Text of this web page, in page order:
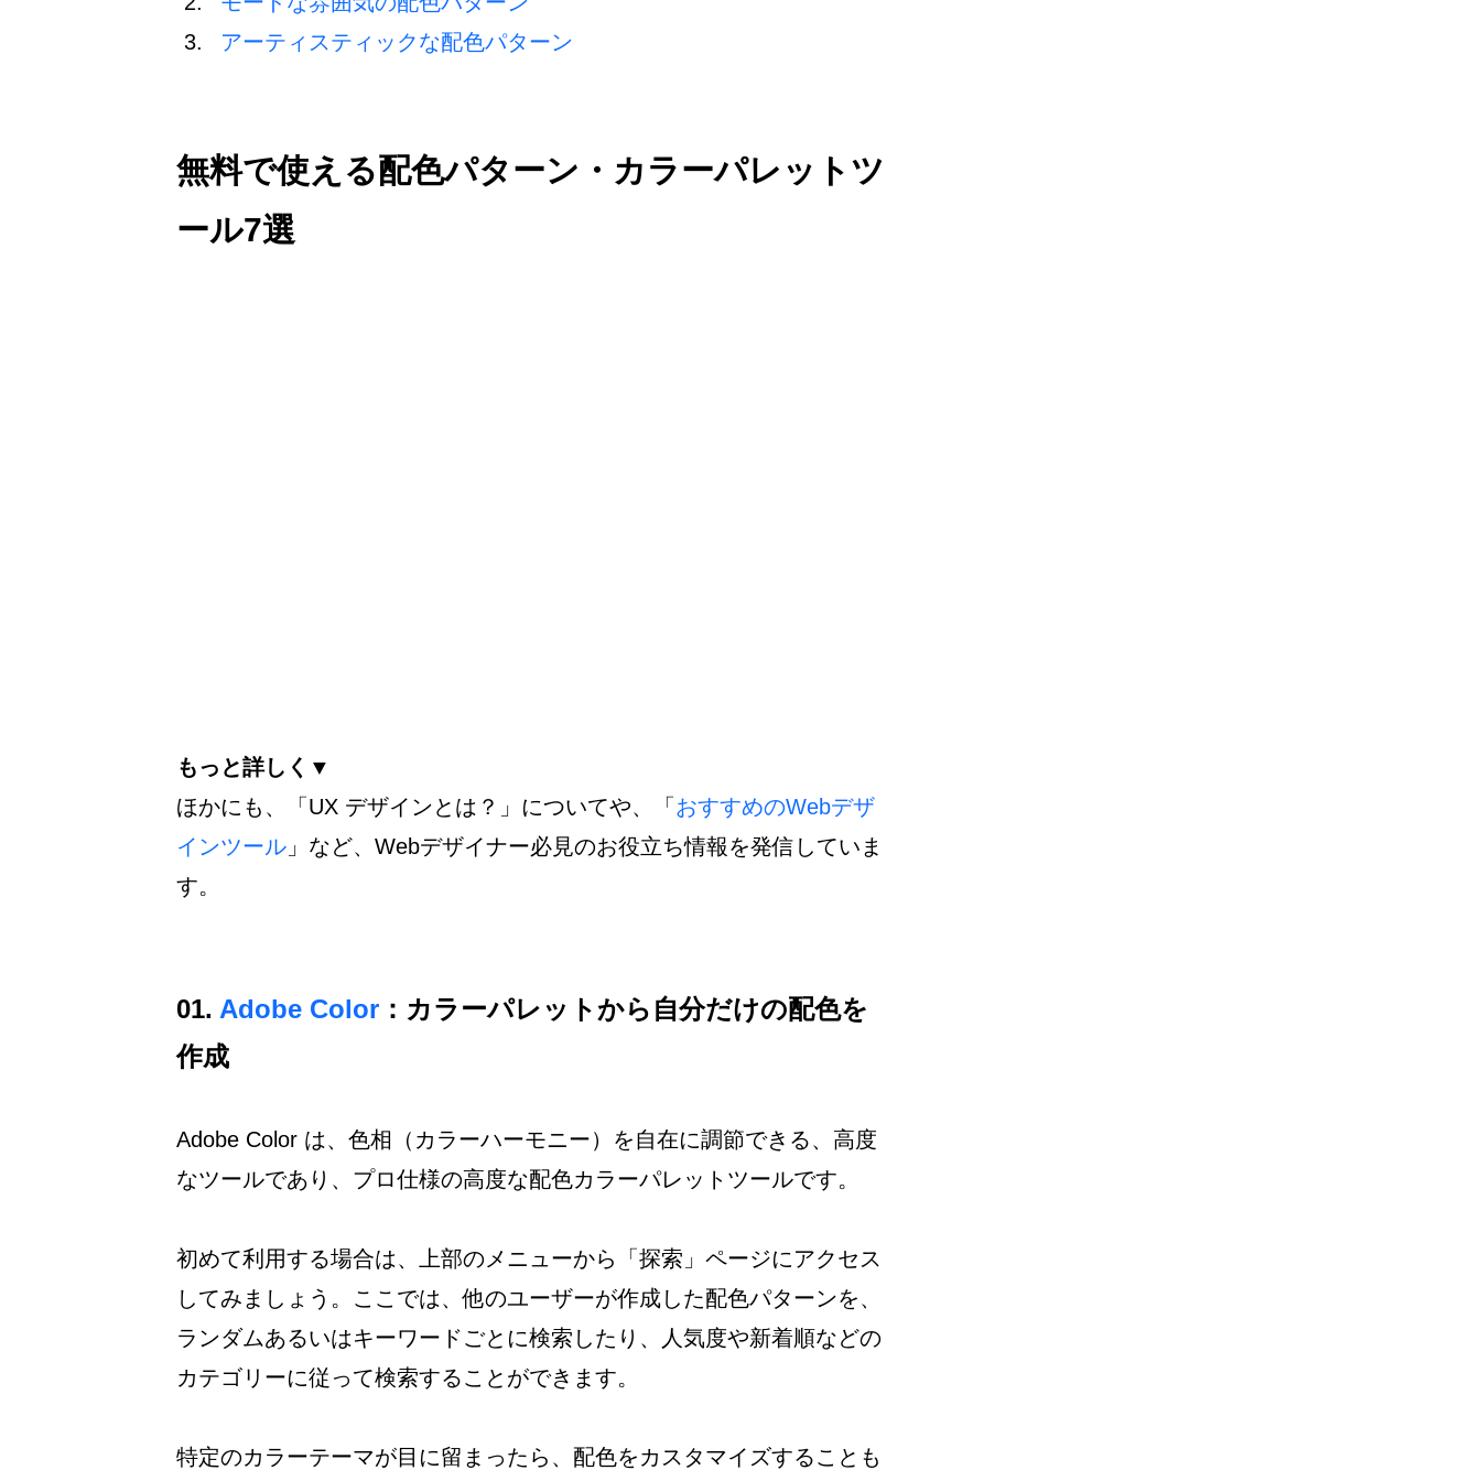
アーティスティックな配色パターン
無料で使える配色パターン・カラーパレットツ
ール7選
もっと詳しく▼
ほかにも、「 UX デザインとは？ 」についてや、「 おすすめのWebデザ
インツール 」など、Webデザイナー必見のお役立ち情報を発信していま
す。
01. Adobe Color ：カラーパレットから自分だけの配色を
作成
Adobe Color は、色相（カラーハーモニー）を自在に調節できる、高度
なツールであり、プロ仕様の高度な配色カラーパレットツールです。
初めて利用する場合は、上部のメニューから「探索」ページにアクセス
してみましょう。ここでは、他のユーザーが作成した配色パターンを、
ランダムあるいはキーワードごとに検索したり、人気度や新着順などの
カテゴリーに従って検索することができます。
特定のカラーテーマが目に留まったら、配色をカスタマイズすることも